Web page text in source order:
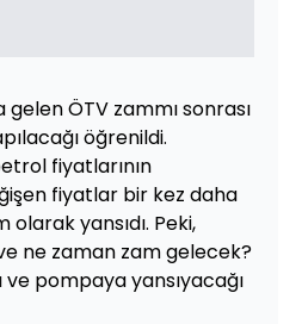
ÖTV zammı sonrası
öğrenildi.
fiyatlarının
fiyatlar bir kez daha
yansıdı. Peki,
ne zaman zam gelecek?
pompaya yansıyacağı